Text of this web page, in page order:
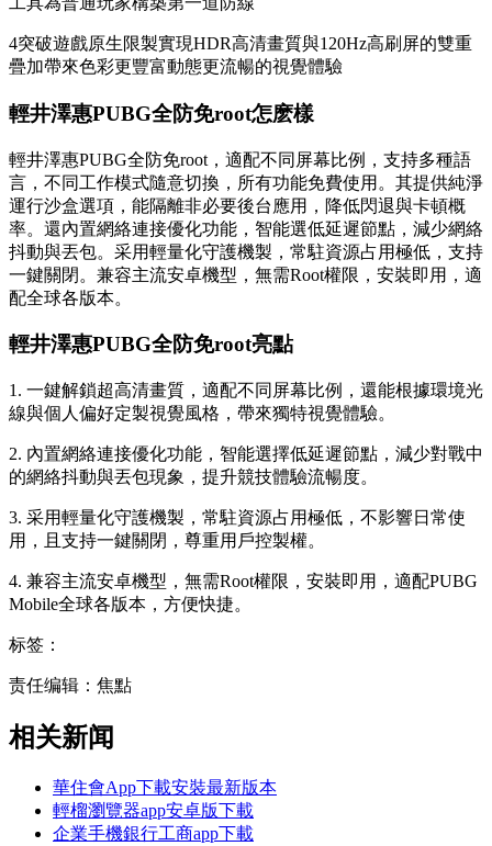
4突破遊戲原生限製實現HDR高清畫質與120Hz高刷屏的雙重
疊加帶來色彩更豐富動態更流暢的視覺體驗
輕井澤惠PUBG全防免root怎麽樣
輕井澤惠PUBG全防免root，適配不同屏幕比例，支持多種語
言，不同工作模式隨意切換，所有功能免費使用。其提供純淨
運行沙盒選項，能隔離非必要後台應用，降低閃退與卡頓概
率。還內置網絡連接優化功能，智能選低延遲節點，減少網絡
抖動與丟包。采用輕量化守護機製，常駐資源占用極低，支持
一鍵關閉。兼容主流安卓機型，無需Root權限，安裝即用，適
配全球各版本。
輕井澤惠PUBG全防免root亮點
1. 一鍵解鎖超高清畫質，適配不同屏幕比例，還能根據環境光
線與個人偏好定製視覺風格，帶來獨特視覺體驗。
2. 內置網絡連接優化功能，智能選擇低延遲節點，減少對戰中
的網絡抖動與丟包現象，提升競技體驗流暢度。
3. 采用輕量化守護機製，常駐資源占用極低，不影響日常使
用，且支持一鍵關閉，尊重用戶控製權。
4. 兼容主流安卓機型，無需Root權限，安裝即用，適配PUBG
Mobile全球各版本，方便快捷。
标签：
责任编辑：焦點
相关新闻
華住會App下載安裝最新版本
輕榴瀏覽器app安卓版下載
企業手機銀行工商app下載